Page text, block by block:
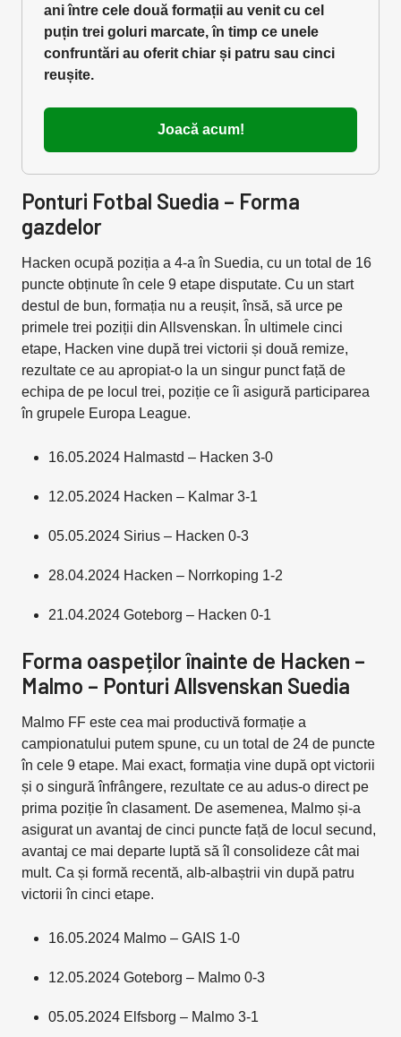
ani între cele două formații au venit cu cel
puțin trei goluri marcate, în timp ce unele
confruntări au oferit chiar și patru sau cinci
reușite.
Joacă acum!
Ponturi Fotbal Suedia – Forma
gazdelor
Hacken ocupă poziția a 4-a în Suedia, cu un total de 16
puncte obținute în cele 9 etape disputate. Cu un start
destul de bun, formația nu a reușit, însă, să urce pe
primele trei poziții din Allsvenskan. În ultimele cinci
etape, Hacken vine după trei victorii și două remize,
rezultate ce au apropiat-o la un singur punct față de
echipa de pe locul trei, poziție ce îi asigură participarea
în grupele Europa League.
16.05.2024 Halmastd – Hacken 3-0
12.05.2024 Hacken – Kalmar 3-1
05.05.2024 Sirius – Hacken 0-3
28.04.2024 Hacken – Norrkoping 1-2
21.04.2024 Goteborg – Hacken 0-1
Forma oaspeților înainte de Hacken –
Malmo – Ponturi Allsvenskan Suedia
Malmo FF este cea mai productivă formație a
campionatului putem spune, cu un total de 24 de puncte
în cele 9 etape. Mai exact, formația vine după opt victorii
și o singură înfrângere, rezultate ce au adus-o direct pe
prima poziție în clasament. De asemenea, Malmo și-a
asigurat un avantaj de cinci puncte față de locul secund,
avantaj ce mai departe luptă să îl consolideze cât mai
mult. Ca și formă recentă, alb-albaștrii vin după patru
victorii în cinci etape.
16.05.2024 Malmo – GAIS 1-0
12.05.2024 Goteborg – Malmo 0-3
05.05.2024 Elfsborg – Malmo 3-1